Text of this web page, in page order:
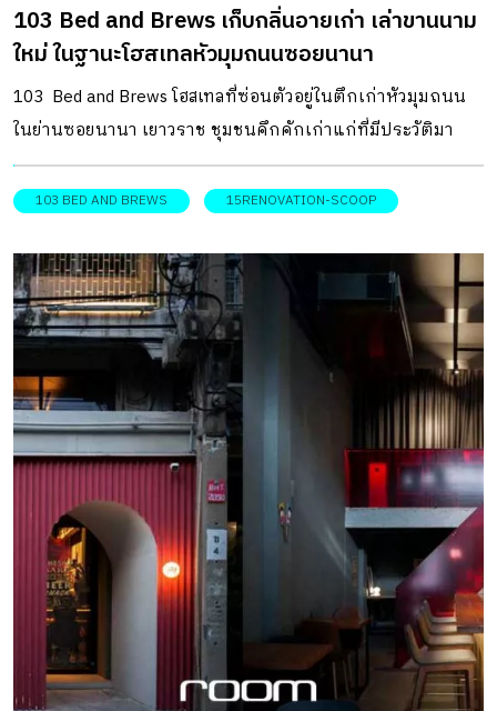
คาเฟ่ในห้องโถงสีเขียวขนาดใหญ่ที่ยังคงเก็บรักษาร่องรอยของ
สีผนังเดิมไว้ รวมถึงเหล็กดัด กรอบประตู-หน้าต่างที่กรุกระจก
ลายพิกุล ตกแต่งพื้นที่ด้วยสไตล์ที่เรียกว่า Kitsch เก็บเล็กผสม
น้อยระหว่างหลากหลายสไตล์ ไม่ว่าจะเป็นโอเรียลทัล ไทย […]
103 Bed and Brews เก็บกลิ่นอายเก่า เล่าขานนาม
ใหม่ ในฐานะโฮสเทลหัวมุมถนนซอยนานา
103 Bed and Brews โฮสเทลที่ซ่อนตัวอยู่ในตึกเก่าหัวมุมถนน
ในย่านซอยนานา เยาวราช ชุมชนคึกคักเก่าแก่ที่มีประวัติมา
ยาวนานหลายชั่วอายุคน ทั้งยังเป็นตรอกแห่งศิลปะแขนงใหม่
ช่วยปลุกย่านเก่าให้กลับมามีชีวิตอีกครั้ง ไม่เพียงแต่ตึกเก่าที่ได้
บรรดาผู้รักในงานศิลปะ เช่นเดียวกับการรีโนเวตอาคารเก่า
แห่งนี้ให้เป็นโฮสเทลสำหรับเหล่านักเดินทาง 103 Bed and
Brews ก็ด้วยมีความปรารถนาอยากจะฟื้นฟูภาพเดิมของย่านที่
ตั้งให้กลับคืนมาอีกครั้งในสภาพดั้งเดิม โดยยังคงเก็บรักษา
กลิ่นอายที่มีเสน่ห์แห่งวันวานไว้อย่างดี แต่เดิมที่นี่เคยใช้เป็น
ร้านขายยาจีน ก่อนได้รับการดัดแปลงและเปลี่ยนมือไปอีกหลาย
เจ้าของ จนรูปลักษณ์ของสถาปัตยกรรมดั้งเดิมหลงเหลือน้อย
ลงทุกที งานตกแต่งโรงแรมแห่งนี้จึงเน้นการดึงองค์ประกอบ
ทางสถาปัตยกรรมและการตกแต่งแบบเดิม หรือคล้ายเดิม
กลับมาใหม่ โดยยังคงรักษาบริบทของงานตกแต่งให้เข้ากับ
สภาพแวดล้อม และอาคารยุคเดียวกันให้มากที่สุด ภายในเน้น
ตกแต่งด้วยเฟอร์นิเจอร์ไม้สไตล์คลาสสิก ซึ่งส่วนใหญ่ได้มาจาก
ความชื่นชอบในการเสาะหาเฟอร์นิเจอร์และของแต่งบ้าน
ระหว่างการเดินทางท่องเที่ยวตามสถานที่ต่าง ๆ รวมทั้งยังเป็น
103 BED AND BREWS 15RENOVATION-SCOOP